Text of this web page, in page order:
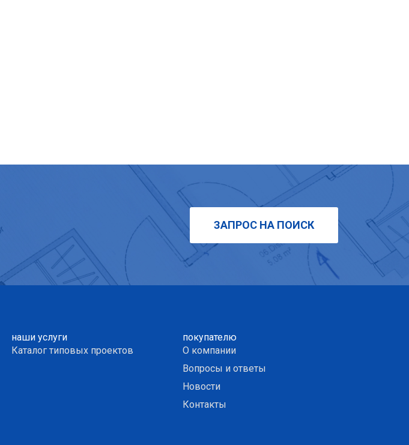
ЗАПРОС НА ПОИСК
наши услуги
Каталог типовых проектов
покупателю
О компании
Вопросы и ответы
Новости
Контакты